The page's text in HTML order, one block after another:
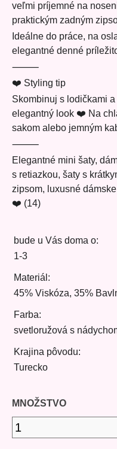
veľmi príjemné na
praktickým zadným
Ideálne do práce, na
elegantné denné
⸻
❤️ Styling tip
Skombinuj s lodičkami
elegantný look ❤️ Na
sakom alebo jemným
⸻
Elegantné mini šaty,
s retiazkou, šaty s
zipsom, luxusné
❤️ (14)
bude u Vás doma o:
1-3
Materiál:
45% Viskóza, 35%
Farba:
svetloružová s
Krajina pôvodu:
Turecko
MNOŽSTVO